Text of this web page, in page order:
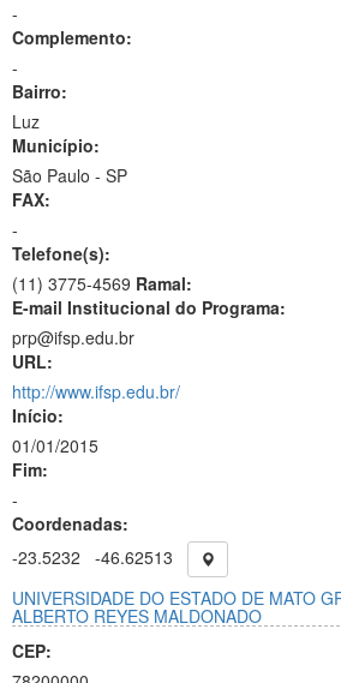
-
Complemento:
-
Bairro:
Luz
Município:
São Paulo - SP
FAX:
-
Telefone(s):
(11) 3775-4569 Ramal:
E-mail Institucional do Programa:
prp@ifsp.edu.br
URL:
http://www.ifsp.edu.br/
Início:
01/01/2015
Fim:
-
Coordenadas:
-23.5232
-46.62513
UNIVERSIDADE DO ESTADO DE MATO
ALBERTO REYES MALDONADO
CEP: